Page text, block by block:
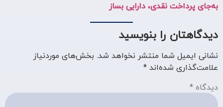
به‌جای پرداخت نقدی، دارایی بساز
دیدگاهتان را بنویسید
نشانی ایمیل شما منتشر نخواهد شد. بخش‌های موردنیاز
علامت‌گذاری شده‌اند *
دیدگاه *